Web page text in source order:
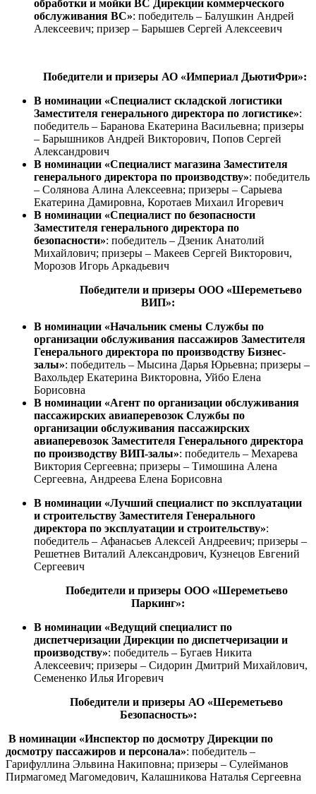
обработки и мойки ВС Дирекции коммерческого
обслуживания ВС»: победитель – Балушкин Андрей
Алексеевич; призер – Барышев Сергей Алексеевич
Победители и призеры АО «Империал ДьютиФри»:
В номинации «Специалист складской логистики
Заместителя генерального директора по логистике»:
победитель – Баранова Екатерина Васильевна; призеры
– Барышников Андрей Викторович, Попов Сергей
Александрович
В номинации «Специалист магазина Заместителя
генерального директора по производству»: победитель
– Солянова Алина Алексеевна; призеры – Сарыева
Екатерина Дамировна, Коротаев Михаил Игоревич
В номинации «Специалист по безопасности
Заместителя генерального директора по
безопасности»: победитель – Дзеник Анатолий
Михайлович; призеры – Макеев Сергей Викторович,
Морозов Игорь Аркадьевич
Победители и призеры ООО «Шереметьево
ВИП»:
В номинации «Начальник смены Службы по
организации обслуживания пассажиров Заместителя
Генерального директора по производству Бизнес-
залы»: победитель – Мысина Дарья Юрьевна; призеры –
Вахольдер Екатерина Викторовна, Уйбо Елена
Борисовна
В номинации «Агент по организации обслуживания
пассажирских авиаперевозок Службы по
организации обслуживания пассажирских
авиаперевозок Заместителя Генерального директора
по производству ВИП-залы»: победитель – Мехарева
Виктория Сергеевна; призеры – Тимошина Алена
Сергеевна, Андреева Елена Борисовна
В номинации «Лучший специалист по эксплуатации
и строительству Заместителя Генерального
директора по эксплуатации и строительству»:
победитель – Афанасьев Алексей Андреевич; призеры –
Решетнев Виталий Александрович, Кузнецов Евгений
Сергеевич
Победители и призеры ООО «Шереметьево
Паркинг»:
В номинации «Ведущий специалист по
диспетчеризации Дирекции по диспетчеризации и
производству»: победитель – Бугаев Никита
Алексеевич; призеры – Сидорин Дмитрий Михайлович,
Семененко Илья Игоревич
Победители и призеры АО «Шереметьево
Безопасность»:
В номинации «Инспектор по досмотру Дирекции по
досмотру пассажиров и персонала»: победитель –
Гарифуллина Эльвина Накиповна; призеры – Сулейманов
Пирмагомед Магомедович, Калашникова Наталья Сергеевна